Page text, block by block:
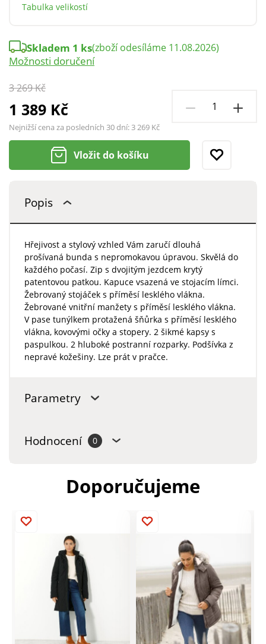
Tabulka velikostí
3 269 Kč
1 389 Kč
Nejnižší cena za posledních 30 dní:3 269 Kč
Skladem 1 ks(zboží odesíláme 11.08.2026)
Možnosti doručení
Vložit do košíku
Popis
Hřejivost a stylový vzhled Vám zaručí dlouhá
prošívaná bunda s nepromokavou úpravou. Skvělá do
každého počasí. Zip s dvojitým jezdcem krytý
patentovou patkou. Kapuce vsazená ve stojacím límci.
Žebrovaný stojáček s příměsí lesklého vlákna.
Žebrované vnitřní manžety s příměsí lesklého vlákna.
V pase tunýlkem protažená šňůrka s příměsí lesklého
vlákna, kovovými očky a stopery. 2 šikmé kapsy s
paspulkou. 2 hluboké postranní rozparky. Podšívka z
nepravé kožešiny. Lze prát v pračce.
Parametry
Hodnocení 0
Doporučujeme